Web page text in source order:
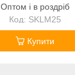
Оптом і в роздріб
SKLM25
Купити